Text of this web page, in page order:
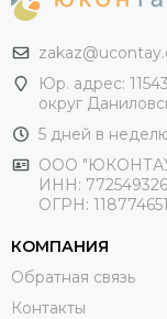
Юр. адрес:
округ
5 дней в
ООО
ИНН:
ОГРН:
КОМПАНИЯ
Обратная связь
Контакты